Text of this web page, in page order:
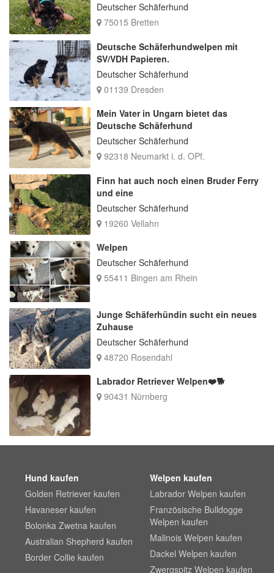
Deutscher Schäferhund
75015 Bretten
Deutsche Schäferhundwelpen mit
SV/VDH Papieren.
Deutscher Schäferhund
01139 Dresden
Mein Vater in Ungarn bietet das
Deutsche Schäferhund
Deutscher Schäferhund
92318 Neumarkt i. d. OPf.
Finn hat auch noch einen Bruder Ferry
und eine
Deutscher Schäferhund
19260 Vellahn
Welpen
Deutscher Schäferhund
55411 Bingen am Rhein
Junge Schäferhündin sucht ein neues
Zuhause
Deutscher Schäferhund
48720 Rosendahl
Labrador Retriever Welpen❤️🐕
90431 Nürnberg
Hund kaufen
Golden Retriever kaufen
Havaneser kaufen
Bolonka Zwetna kaufen
Australian Shepherd kaufen
Border Collie kaufen
Welpen kaufen
Labrador Welpen kaufen
Französische Bulldogge
Welpen kaufen
Malinois Welpen kaufen
Dackel Welpen kaufen
Zwergspitz Welpen kaufen